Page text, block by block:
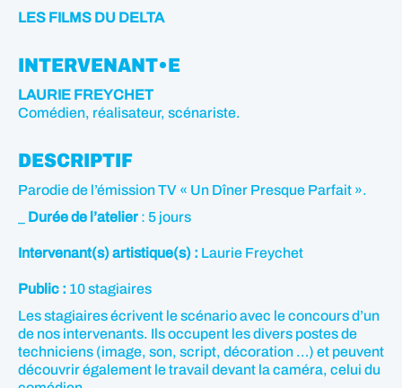
LES FILMS DU DELTA
INTERVENANT•E
LAURIE FREYCHET
Comédien, réalisateur, scénariste.
DESCRIPTIF
Parodie de l’émission TV « Un Dîner Presque Parfait ».
Durée de l’atelier : 5 jours
Intervenant(s) artistique(s) : Laurie Freychet
Public : 10 stagiaires
Les stagiaires écrivent le scénario avec le concours d’un
de nos intervenants. Ils occupent les divers postes de
techniciens (image, son, script, décoration …) et peuvent
découvrir également le travail devant la caméra, celui du